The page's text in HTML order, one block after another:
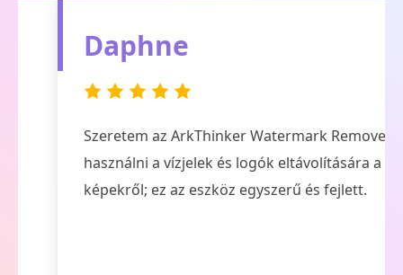
Daphne
Szeretem az ArkThinker Watermark Remover-t
használni a vízjelek és logók eltávolítására a
képekről; ez az eszköz egyszerű és fejlett.